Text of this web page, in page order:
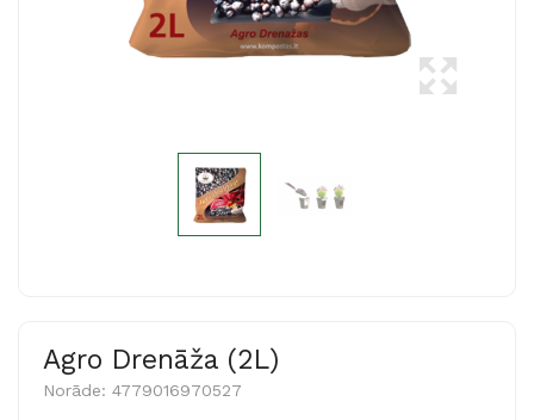
Agro Drenāža (2L)
Norāde: 4779016970527